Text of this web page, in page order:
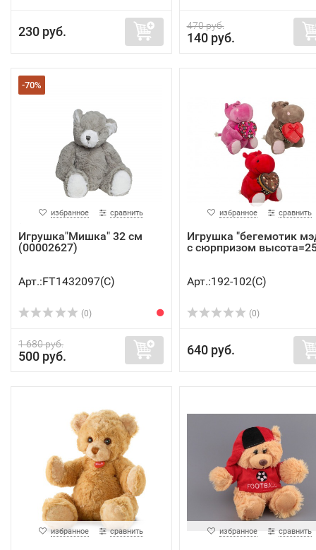
230 руб. 470 руб.
140 руб.
-70%
избранное сравнить
Игрушка"Мишка" 32 см
(00002627)
Арт.:FT1432097(C)
(0)
1 680 руб.
500 руб.
избранное сравнить
Игрушка "бегемотик
с сюрпризом
Арт.:192-102(C)
(0)
640 руб.
избранное сравнить избранное сравнить